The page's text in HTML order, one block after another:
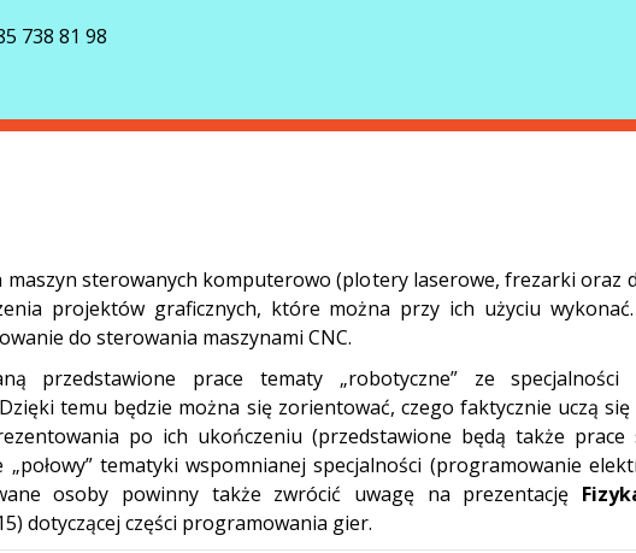
738 81 98
maszyn sterowanych komputerowo (plotery laserowe, frezarki oraz
projektów graficznych, które można przy ich użyciu
do sterowania maszynami CNC.
przedstawione prace tematy „robotyczne” ze specjalności
temu będzie można się zorientować, czego faktycznie uczą
po ich ukończeniu (przedstawione będą także prace
„połowy” tematyki wspomnianej specjalności (programowanie
osoby powinny także zwrócić uwagę na prezentację
dotyczącej części programowania gier.